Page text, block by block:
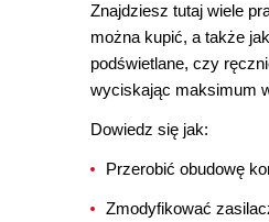
Znajdziesz tutaj wiele
można kupić, a także
podświetlane, czy
wyciskając maksimum
Dowiedz się jak:
Przerobić obudowę
Zmodyfikować